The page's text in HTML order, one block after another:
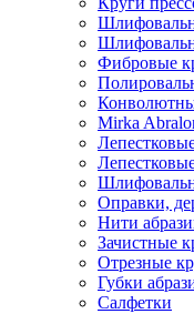
Фибровые
Mirka
Оправки,
Нити
Зачистные
Отрезные
Губки
Салфетки